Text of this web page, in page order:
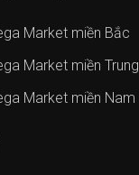
Market miền Bắc
Market miền Trung
Market miền Nam